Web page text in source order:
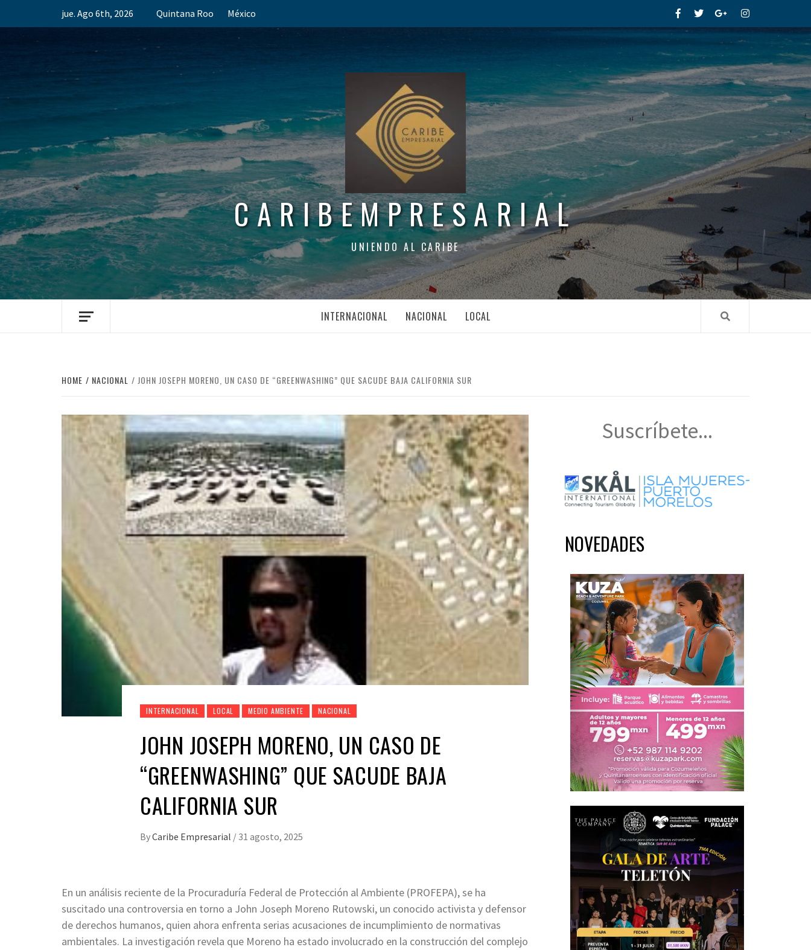
jue. Ago 6th, 2026 Quintana Roo México FacebookTwitterGoogle+Instagram
CARIBEMPRESARIAL
UNIENDO AL CARIBE
INTERNACIONAL NACIONAL LOCAL
HOME NACIONAL JOHN JOSEPH MORENO, UN CASO DE “GREENWASHING” QUE SACUDE BAJA CALIFORNIA SUR
INTERNACIONAL LOCAL MEDIO AMBIENTE NACIONAL
JOHN JOSEPH MORENO, UN CASO DE
“GREENWASHING” QUE SACUDE BAJA
CALIFORNIA SUR
ByCaribe Empresarial / 31 agosto, 2025
En un análisis reciente de la Procuraduría Federal de Protección al Ambiente (PROFEPA), se ha
suscitado una controversia en torno a John Joseph Moreno Rutowski, un conocido activista y defensor
de derechos humanos, quien ahora enfrenta serias acusaciones de incumplimiento de normativas
ambientales. La investigación revela que Moreno ha estado involucrado en la construcción del complejo
Suscríbete...
NOVEDADES